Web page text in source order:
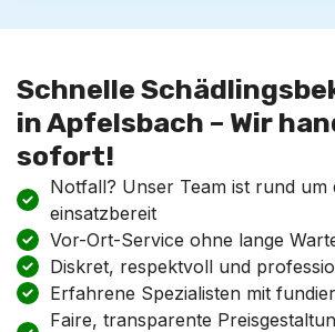
Schnelle
in Apfelsbach – Wir
sofort!
Notfall? Unser Team ist rund um
einsatzbereit
Vor-Ort-Service ohne lange
Diskret, respektvoll und
Erfahrene Spezialisten mit
Faire, transparente